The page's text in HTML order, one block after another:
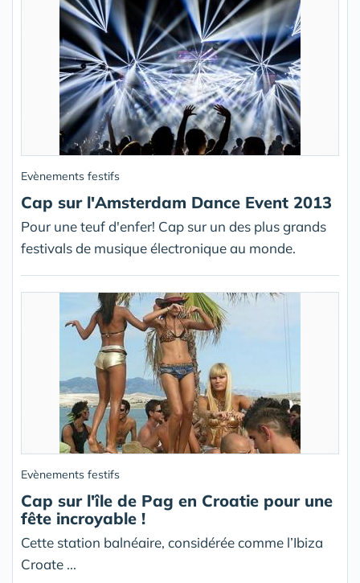
Evènements festifs
Cap sur l'Amsterdam Dance Event 2013
Pour une teuf d'enfer! Cap sur un des plus grands
festivals de musique électronique au monde.
Evènements festifs
Cap sur l'île de Pag en Croatie pour une
fête incroyable !
Cette station balnéaire, considérée comme l’Ibiza
Croate ...